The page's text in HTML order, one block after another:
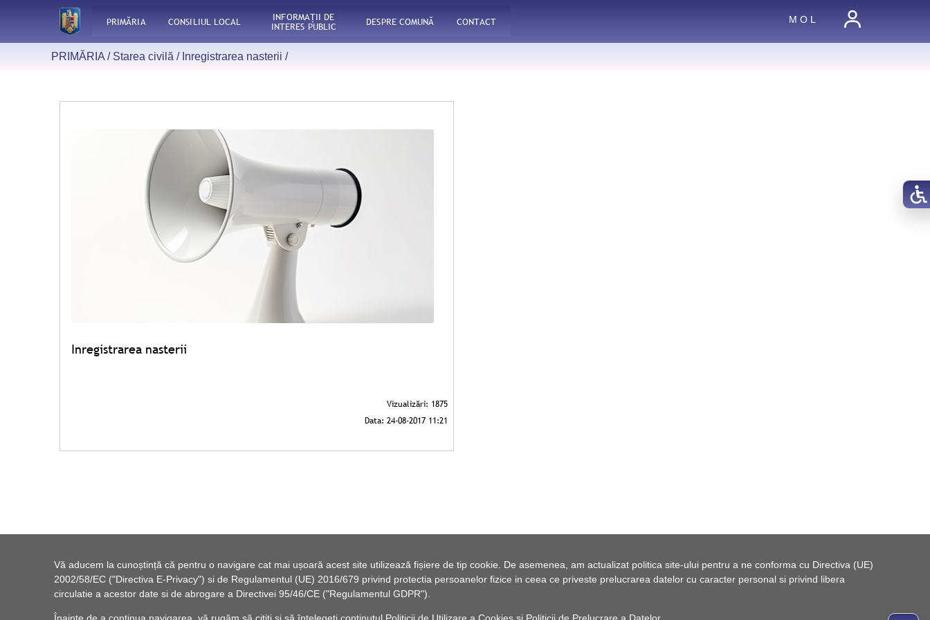
Vă aducem la cunoștință că pentru o navigare cat mai ușoară acest site utilizează fișiere de tip cookie. De asemenea, am actualizat politica site-ului pentru a ne conforma cu Directiva (UE)
2002/58/EC ("Directiva E-Privacy") si de Regulamentul (UE) 2016/679 privind protectia persoanelor fizice in ceea ce priveste prelucrarea datelor cu caracter personal si privind libera
circulatie a acestor date si de abrogare a Directivei 95/46/CE ("Regulamentul GDPR").
PRIMĂRIA CONSILIUL LOCAL INFORMAŢII DE
INTERES PUBLIC DESPRE COMUNĂ CONTACT M O L
PRIMĂRIA / Starea civilă / Inregistrarea nasterii /
Inregistrarea nasterii